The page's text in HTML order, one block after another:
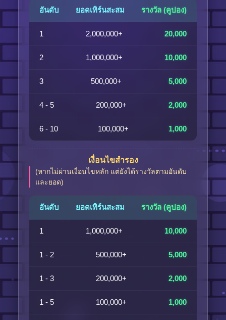
อันดับ ยอดเทิร์นสะสม รางวัล (คูปอง)
1 2,000,000+ 20,000
2 1,000,000+ 10,000
3 500,000+ 5,000
4 - 5 200,000+ 2,000
6 - 10 100,000+ 1,000
เงื่อนไขสำรอง
(หากไม่ผ่านเงื่อนไขหลัก แต่ยังได้รางวัลตามอันดับ
และยอด)
อันดับ ยอดเทิร์นสะสม รางวัล (คูปอง)
1 1,000,000+ 10,000
1 - 2 500,000+ 5,000
1 - 3 200,000+ 2,000
1 - 5 100,000+ 1,000